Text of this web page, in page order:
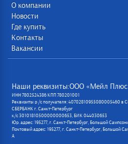
О компании
Новости
Где купить
Контакты
Вакансии
Наши реквизиты:ООО «Мейл
ИНН 7802524386 КПП 780201001
Реквизиты р /с получателя: 40702810955080005460
СБЕРБАНК г. Санкт-Петербург
к/с 30101810500000000653, БИК 044030653
Юр. адрес: 195277, г. Санкт-Петербург, Большой
Почтовый адрес: 195277, г. Санкт-Петербург, Большой
А